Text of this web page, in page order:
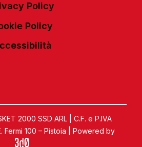
Policy
Policy
2000 SSD ARL | C.F. e P.IVA
Fermi 100 – Pistoia | Powered by